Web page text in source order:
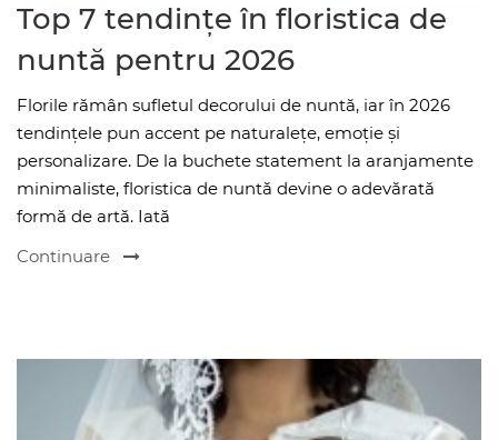
Top 7 tendințe în floristica de
nuntă pentru 2026
Florile rămân sufletul decorului de nuntă, iar în 2026
tendințele pun accent pe naturalețe, emoție și
personalizare. De la buchete statement la aranjamente
minimaliste, floristica de nuntă devine o adevărată
formă de artă. Iată
Continuare